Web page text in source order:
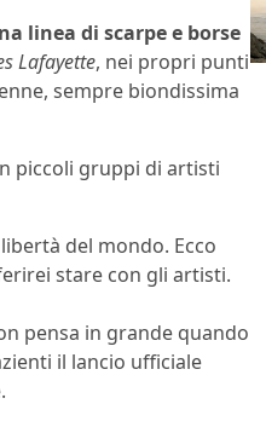
linea di scarpe e borse
Lafayette, nei propri punti
sempre biondissima
piccoli gruppi di artisti
del mondo. Ecco
stare con gli artisti.
pensa in grande quando
il lancio ufficiale